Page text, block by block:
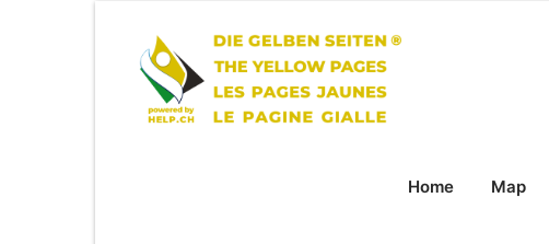
Home Map